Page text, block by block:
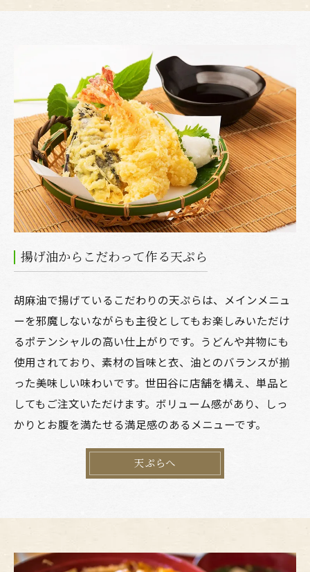
揚げ油からこだわって作る天ぷら
胡麻油で揚げているこだわりの天ぷらは、メインメニュ
ーを邪魔しないながらも主役としてもお楽しみいただけ
るポテンシャルの高い仕上がりです。うどんや丼物にも
使用されており、素材の旨味と衣、油とのバランスが揃
った美味しい味わいです。世田谷に店舗を構え、単品と
してもご注文いただけます。ボリューム感があり、しっ
かりとお腹を満たせる満足感のあるメニューです。
天ぷらへ